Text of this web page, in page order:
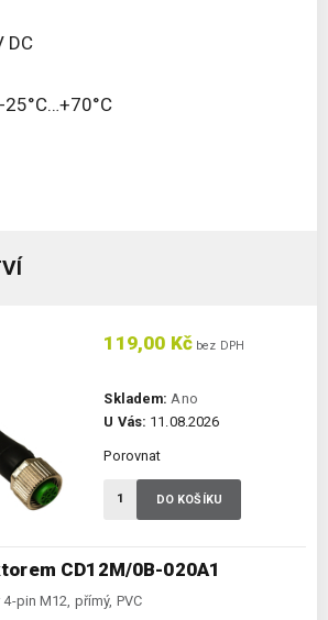
DC
CD12M/0B-020A1
pin M12, přímý, PVC
119,00 Kč bez DPH
Skladem: Ano
U Vás: 11.08.2026
Porovnat
DO KOŠÍKU